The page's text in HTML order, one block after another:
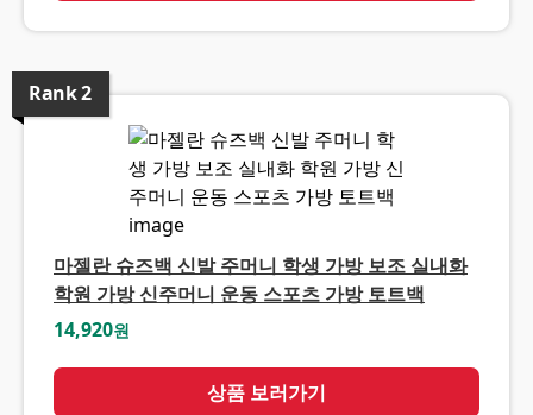
Rank2
마젤란 슈즈백 신발 주머니 학생 가방 보조 실내화
학원 가방 신주머니 운동 스포츠 가방 토트백
14,920원
상품 보러가기